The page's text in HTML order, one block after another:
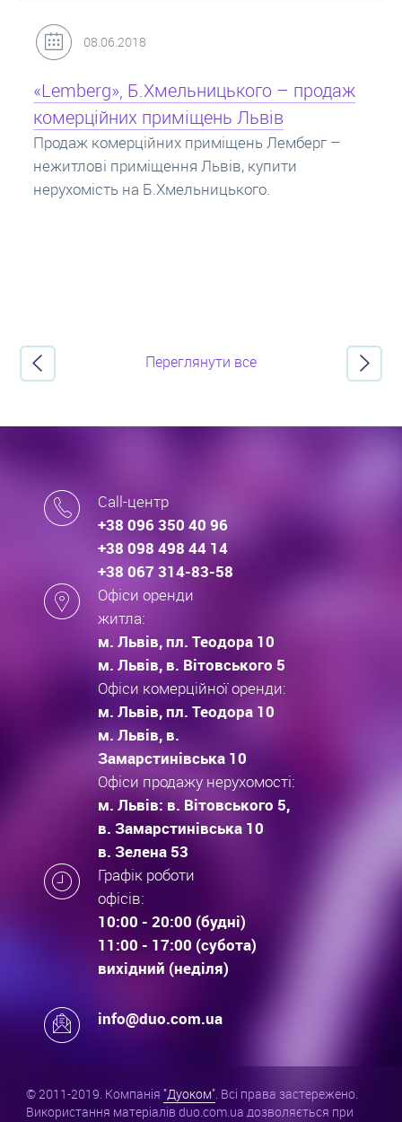
31.05.2018
Кредит під заставу нерухомості: іпотека
Іпотека на квартиру – кредит на житло під
заставу нерухомості. Купити в іпотеку – що
потрібно знати? Консультація від Експертів
про іпотечні кредити.
Переглянути все
Call-центр
+38 096 350 40 96
+38 098 498 44 14
+38 067 314-83-58
Офіси оренди
житла:
м. Львів, пл. Теодора 10
м. Львів, в. Вітовського 5
Офіси комерційної оренди:
м. Львів, пл. Теодора 10
м. Львів, в.
Замарстинівська 10
Офіси продажу нерухомості:
м. Львів: в. Вітовського 5,
в. Замарстинівська 10
в. Зелена 53
Графік роботи
офісів:
10:00 - 20:00 (будні)
11:00 - 17:00 (субота)
вихідний (неділя)
info@duo.com.ua
© 2011-2019. Компанія "Дуоком". Всі права застережено.
Використання матеріалів duo.com.ua дозволяється при